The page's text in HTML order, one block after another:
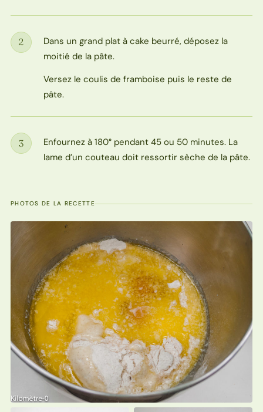
Étape
2
Dans un grand plat à cake beurré, déposez la
moitié de la pâte.
Versez le coulis de framboise puis le reste de
pâte.
Étape
3
Enfournez à 180° pendant 45 ou 50 minutes. La
lame d’un couteau doit ressortir sèche de la pâte.
PHOTOS DE LA RECETTE